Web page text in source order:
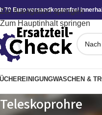
Zur Navigation springen
Zum Hauptinhalt springen
70 Euro versandkostenfrei
REINIGUNGWASCHEN &
Teleskoprohre